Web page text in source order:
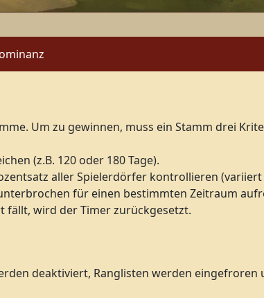
Um zu gewinnen, muss ein Stamm drei
(z.B. 120 oder 180 Tage).
aller Spielerdörfer kontrollieren (variiert
für einen bestimmten Zeitraum
fällt, wird der Timer zurückgesetzt.
deaktiviert, Ranglisten werden eingefroren